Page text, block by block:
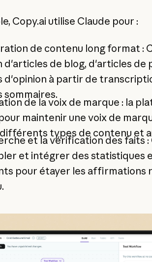
Copy.ai utilise Claude pour :
de contenu long format :
d'articles de blog, d'articles de
d'opinion à partir de
sommaires.
de la voix de marque : la
maintenir une voix de
types de contenu et
et la vérification des faits
et intégrer des statistiques
pour étayer les affirmations